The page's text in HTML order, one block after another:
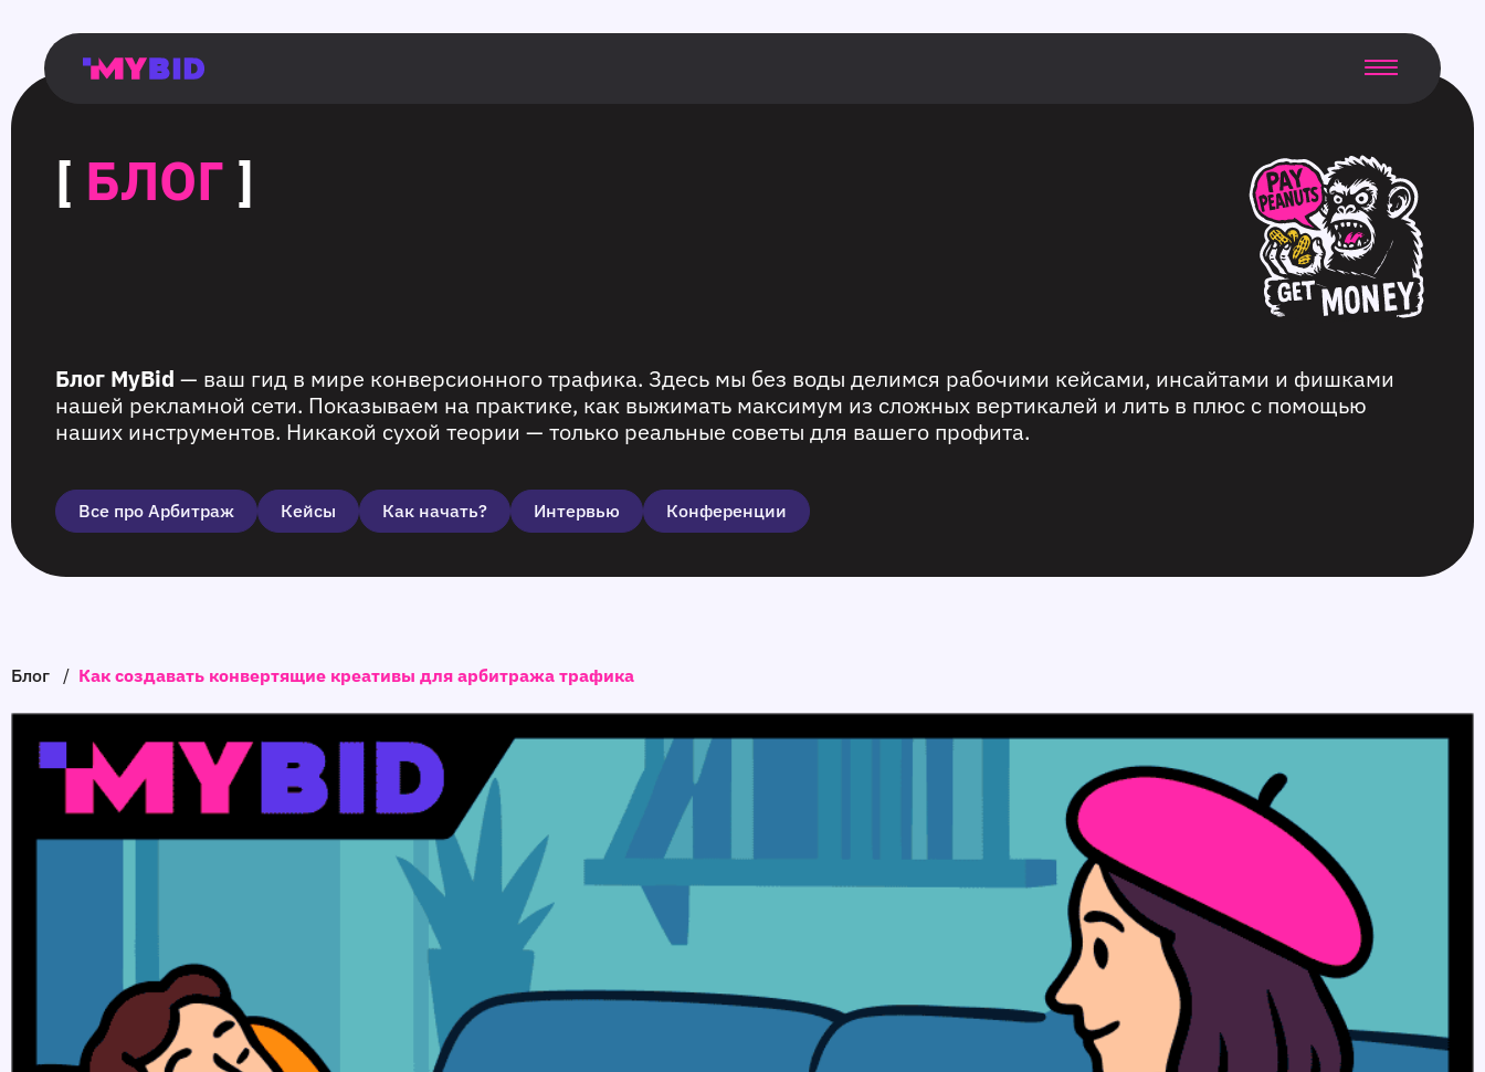
Главная
Гибкий
таргетинг
Возможности
Форматы
TMA
Главная
Домонетизация
TMA
Блог
Главная
страница
Main
page
Flexible
targeting
Opportunities
Formats
TMA
Main
page
Extra
monetization
TMA
Blog
Main
page
[ БЛОГ ]
Блог MyBid — ваш гид в мире конверсионного трафика. Здесь мы без воды делимся рабочими кейсами, инсайтами и фишками
нашей рекламной сети. Показываем на практике, как выжимать максимум из сложных вертикалей и лить в плюс с помощью
наших инструментов. Никакой сухой теории — только реальные советы для вашего профита.
Все про Арбитраж Кейсы Как начать? Интервью Конференции
Блог / Как создавать конвертящие креативы для арбитража трафика